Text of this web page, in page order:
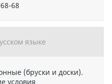
68
языке
(бруски и доски).
условия